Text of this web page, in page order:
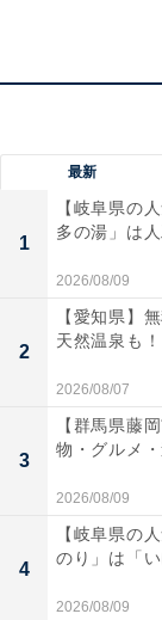
「かまぶろ
「かまぶろ温
います。
天然温泉風
風呂など浴
と温まり日
最新
1
【岐阜県の
多の湯」は
2026/08/09
2
【愛知県】
天然温泉も
2026/08/07
3
【群馬県藤
物・グルメ
2026/08/09
4
【岐阜県の
のり」は「
2026/08/09